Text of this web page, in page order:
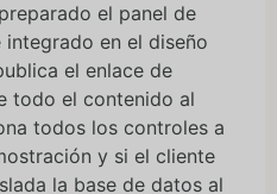
el panel de
integrado en el diseño
el enlace de
todo el contenido al
todos los controles a
y si el cliente
la base de datos al